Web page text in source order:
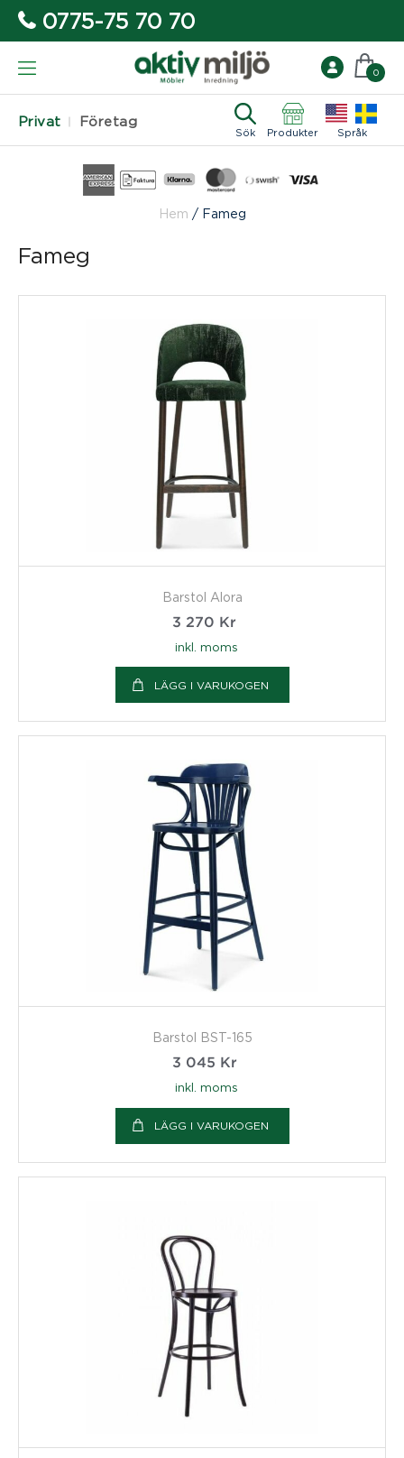
0775-75 70 70
Privat Företag
Sök Produkter Språk
0
Hem / Fameg
Fameg
Barstol Alora
3 270 Kr
inkl. moms
LÄGG I VARUKOGEN
Barstol BST-165
3 045 Kr
inkl. moms
LÄGG I VARUKOGEN